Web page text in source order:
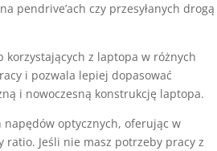
pendrive’ach czy przesyłanych drogą
z laptopa w różnych
i pozwala lepiej dopasować
i nowoczesną konstrukcję laptopa.
optycznych, oferując w
Jeśli nie masz potrzeby pracy z